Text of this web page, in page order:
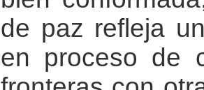
de paz refleja
en proceso de